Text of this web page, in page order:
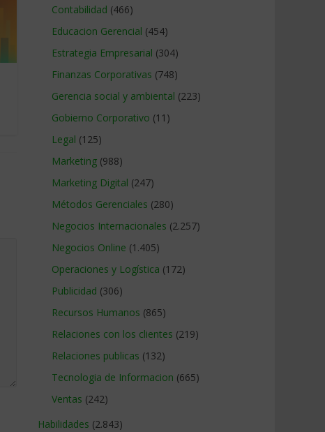
Contabilidad (466)
Educacion Gerencial (454)
Estrategia Empresarial (304)
Finanzas Corporativas (748)
Gerencia social y ambiental (223)
Gobierno Corporativo (11)
Legal (125)
Marketing (988)
Marketing Digital (247)
Métodos Gerenciales (280)
Negocios Internacionales (2.257)
Negocios Online (1.405)
Operaciones y Logística (172)
Publicidad (306)
Recursos Humanos (865)
Relaciones con los clientes (219)
Relaciones publicas (132)
Tecnologia de Informacion (665)
Ventas (242)
Habilidades (2.843)